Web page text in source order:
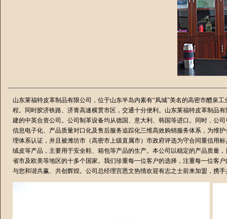
山东莱福特皮革制品有限公司，位于山东半岛内素有“凤城”美名的高密市醴泉
程。同时胶济铁路、济青高速横贯市区，交通十分便利。山东莱福特皮革制品
建的中英合资公司。公司制革设备均从德国、意大利、韩国等进口。同时，公
信息电子化、产品质量对口化及售后服务追踪化三维高效购销服务体系，为维
理体系认证，并且被潍坊市（高密市上级直属市）市政府评选为守合同重信用
绒皮等产品，主要用于安全鞋、箱包等产品的生产。本公司以稳定的产品质量
省市及欧美等地区的十多个国家。我们珍重每一位客户的选择，注重每一位客
与您和谐共赢、共创辉煌。公司总经理宫恩文热情欢迎有志之士前来加盟，携手